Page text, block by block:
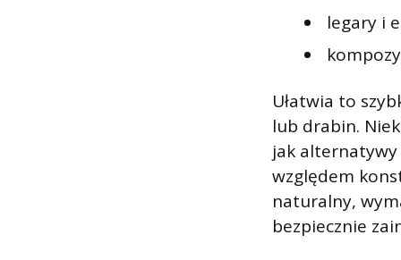
legary i
Ułatwia to
lub drabin.
jak
względem
naturalny,
bezpiecznie